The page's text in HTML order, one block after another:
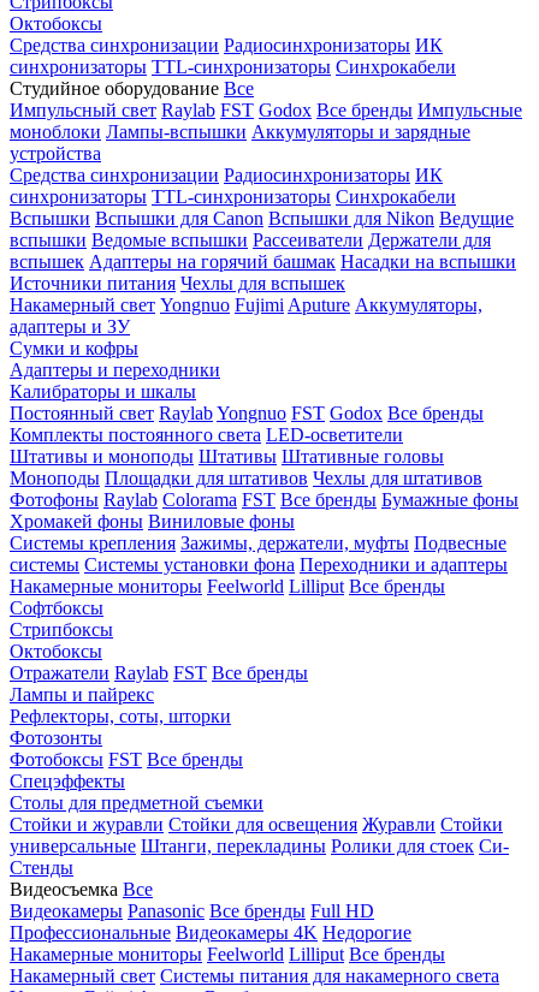
Октобоксы
Средства синхронизации Радиосинхронизаторы ИК
синхронизаторы TTL-синхронизаторы Синхрокабели
Студийное оборудование Все
Импульсный свет Raylab FST Godox Все бренды Импульсные
моноблоки Лампы-вспышки Аккумуляторы и зарядные
устройства
Средства синхронизации Радиосинхронизаторы ИК
синхронизаторы TTL-синхронизаторы Синхрокабели
Вспышки Вспышки для Canon Вспышки для Nikon Ведущие
вспышки Ведомые вспышки Рассеиватели Держатели для
вспышек Адаптеры на горячий башмак Насадки на вспышки
Источники питания Чехлы для вспышек
Накамерный свет Yongnuo Fujimi Aputure Аккумуляторы,
адаптеры и ЗУ
Сумки и кофры
Адаптеры и переходники
Калибраторы и шкалы
Постоянный свет RaylabYongnuo FST Godox Все бренды
Комплекты постоянного света LED-осветители
Штативы и моноподы Штативы Штативные головы
Моноподы Площадки для штативов Чехлы для штативов
Фотофоны Raylab Colorama FST Все бренды Бумажные фоны
Хромакей фоны Виниловые фоны
Системы крепления Зажимы, держатели, муфты Подвесные
системы Системы установки фона Переходники и адаптеры
Накамерные мониторы Feelworld Lilliput Все бренды
Софтбоксы
Стрипбоксы
Октобоксы
Отражатели Raylab FST Все бренды
Лампы и пайрекс
Рефлекторы, соты, шторки
Фотозонты
Фотобоксы FST Все бренды
Спецэффекты
Столы для предметной съемки
Стойки и журавли Стойки для освещения Журавли Стойки
универсальные Штанги, перекладины Ролики для стоек Си-
Стенды
Видеосъемка Все
Видеокамеры Panasonic Все бренды Full HD
Профессиональные Видеокамеры 4K Недорогие
Накамерные мониторы Feelworld Lilliput Все бренды
Накамерный свет Системы питания для накамерного света